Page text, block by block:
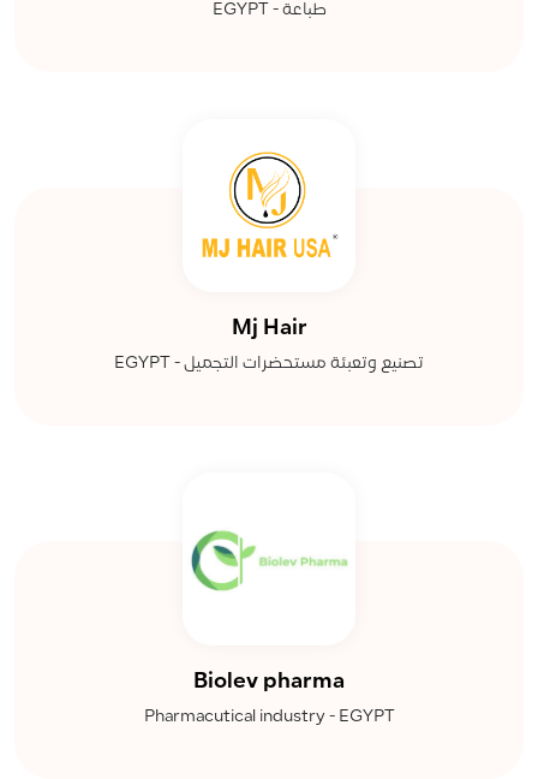
طباعة - EGYPT
Mj Hair
تصنيع وتعبئة مستحضرات التجميل - EGYPT
Biolev pharma
Pharmacutical industry - EGYPT